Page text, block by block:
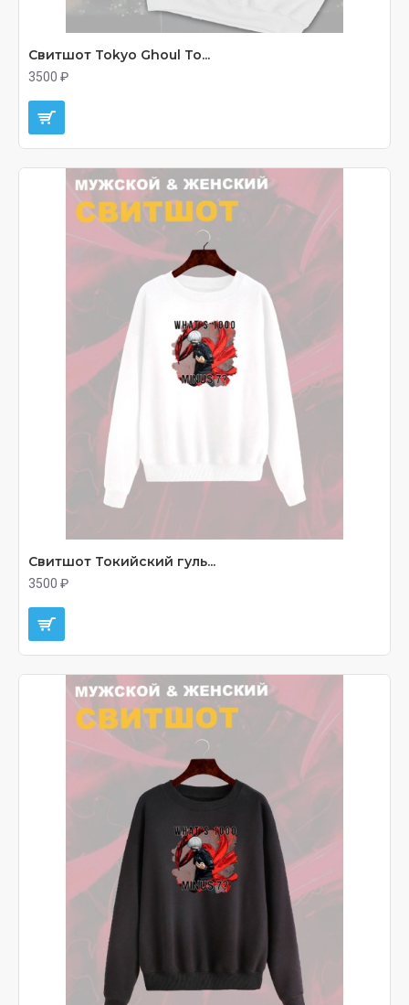
Свитшот Tokyo Ghoul То...
3500 ₽
Свитшот Токийский гуль...
3500 ₽